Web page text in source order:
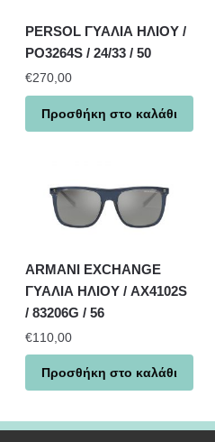
PERSOL ΓΥΑΛΙΑ ΗΛΙΟΥ /
PO3264S / 24/33 / 50
€270,00
Προσθήκη στο καλάθι
ARMANI EXCHANGE
ΓΥΑΛΙΑ ΗΛΙΟΥ / AX4102S
/ 83206G / 56
€110,00
Προσθήκη στο καλάθι